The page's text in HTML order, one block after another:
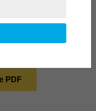
CROISÉ
PDF